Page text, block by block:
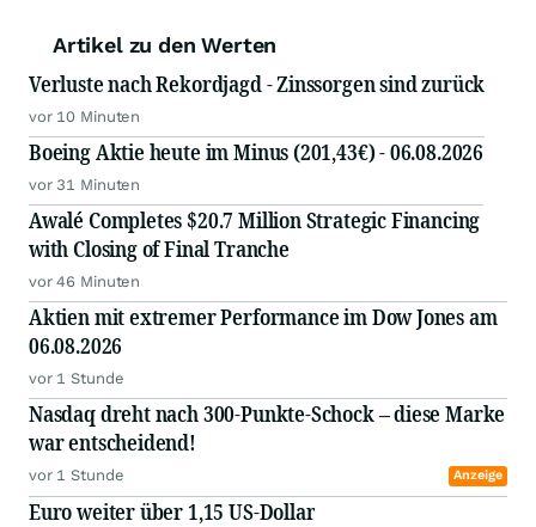
Artikel zu den Werten
Verluste nach Rekordjagd - Zinssorgen sind zurück
vor 10 Minuten
Boeing Aktie heute im Minus (201,43€) - 06.08.2026
vor 31 Minuten
Awalé Completes $20.7 Million Strategic Financing
with Closing of Final Tranche
vor 46 Minuten
Aktien mit extremer Performance im Dow Jones am
06.08.2026
vor 1 Stunde
Nasdaq dreht nach 300-Punkte-Schock – diese Marke
war entscheidend!
vor 1 Stunde Anzeige
Euro weiter über 1,15 US-Dollar